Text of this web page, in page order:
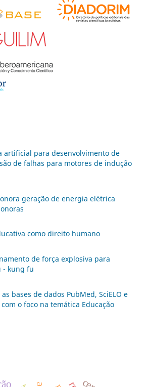
artificial para desenvolvimento de
de falhas para motores de indução
geração de energia elétrica
como direito humano
de força explosiva para
- kung fu
bases de dados PubMed, SciELO e
o foco na temática Educação